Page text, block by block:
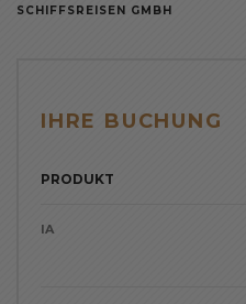
SCHIFFSREISEN GMBH
IHRE BUCHUNG
PRODUKT
IA